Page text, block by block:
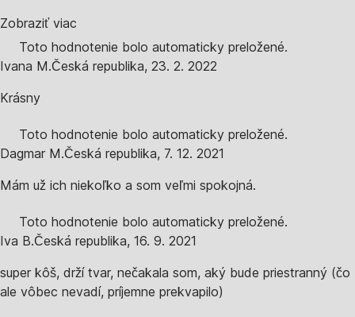
Zobraziť viac
Toto hodnotenie bolo automaticky preložené.
Ivana M.Česká republika, 23. 2. 2022
Krásny
Toto hodnotenie bolo automaticky preložené.
Dagmar M.Česká republika, 7. 12. 2021
Mám už ich niekoľko a som veľmi spokojná.
Toto hodnotenie bolo automaticky preložené.
Iva B.Česká republika, 16. 9. 2021
super kôš, drží tvar, nečakala som, aký bude priestranný (čo
ale vôbec nevadí, príjemne prekvapilo)